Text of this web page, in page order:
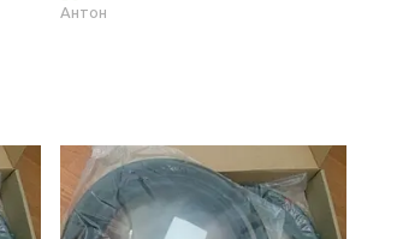
Антон